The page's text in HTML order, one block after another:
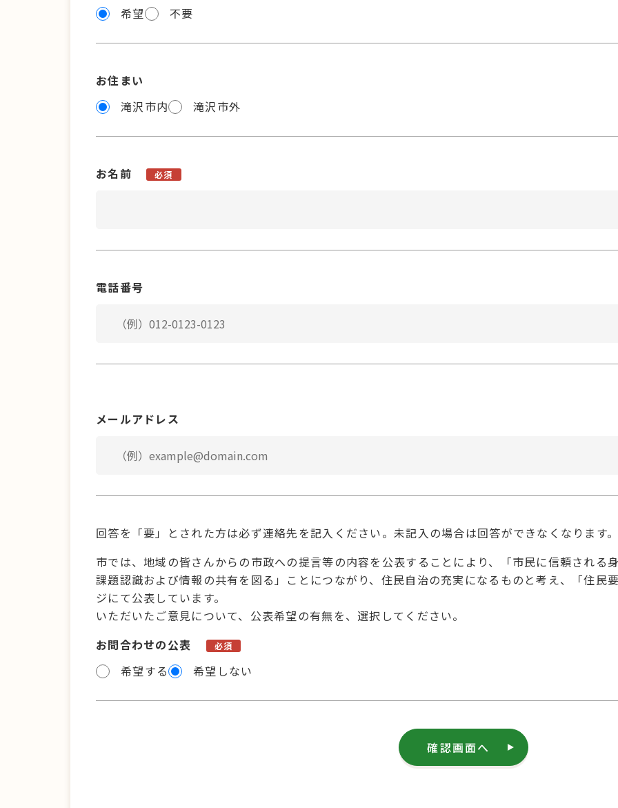
希望 不要
お住まい
滝沢市内
滝沢市外
お名前 必須
電話番号
メールアドレス
回答を「要」とされた方は必ず連絡先を記入ください。未記入の場合は回答ができなくなります
市では、地域の皆さんからの市政への提言等の内容を公表することにより、「市民に信頼される
課題認識および情報の共有を図る」ことにつながり、住民自治の充実になるものと考え、「住民
ジにて公表しています。
いただいたご意見について、公表希望の有無を、選択してください。
お問合わせの公表
必須
希望する 希望しない
確認画面へ